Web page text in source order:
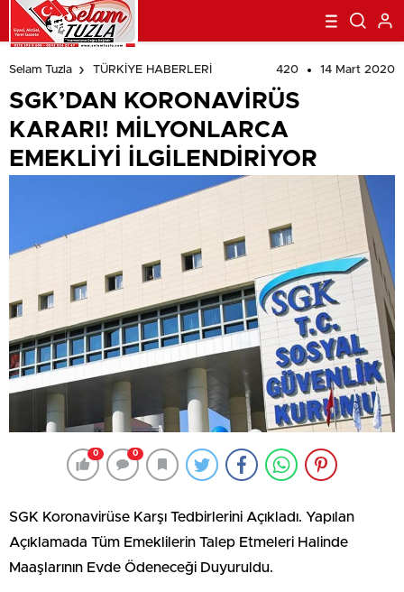
beylikdüzü
escort
esenyurt
escortavcılar
escortavcılar
escortavcılar
escort beylikdüzü
escortbeylikdüzü
escortesenyurt
escortesenyurt
escortşirinevler
Selam Tuzla TÜRKİYE HABERLERİ 420 14 Mart 2020
SGK’DAN KORONAVİRÜS
KARARI! MİLYONLARCA
EMEKLİYİ İLGİLENDİRİYOR
0 0
SGK Koronavirüse Karşı Tedbirlerini Açıkladı. Yapılan
Açıklamada Tüm Emeklilerin Talep Etmeleri Halinde
Maaşlarının Evde Ödeneceği Duyuruldu.